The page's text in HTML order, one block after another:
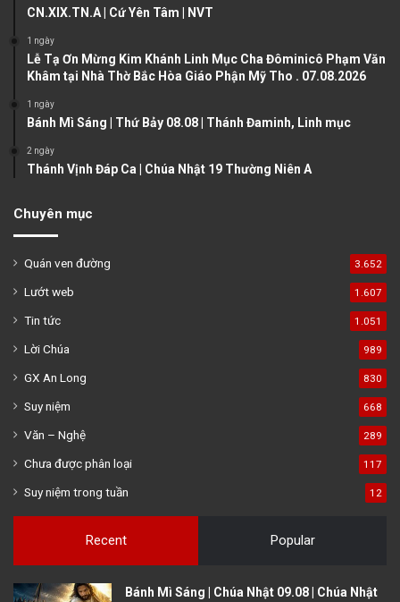
p
g
CN.XIX.TN.A | Cứ Yên Tâm | NVT
1 ngày
Lễ Tạ Ơn Mừng Kim Khánh Linh Mục Cha Đôminicô Phạm Văn
Khâm tại Nhà Thờ Bắc Hòa Giáo Phận Mỹ Tho . 07.08.2026
1 ngày
Bánh Mì Sáng | Thứ Bảy 08.08 | Thánh Đaminh, Linh mục
2 ngày
Thánh Vịnh Đáp Ca | Chúa Nhật 19 Thường Niên A
Chuyên mục
Quán ven đường 3.652
Lướt web 1.607
Tin tức 1.051
Lời Chúa 989
GX An Long 830
Suy niệm 668
Văn – Nghệ 289
Chưa được phân loại 117
Suy niệm trong tuần 12
Recent Popular
Bánh Mì Sáng | Chúa Nhật 09.08 | Chúa Nhật